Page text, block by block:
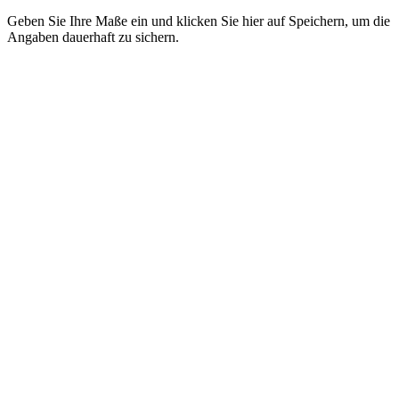
Geben Sie Ihre Maße ein und klicken Sie hier auf Speichern, um die
Angaben dauerhaft zu sichern.